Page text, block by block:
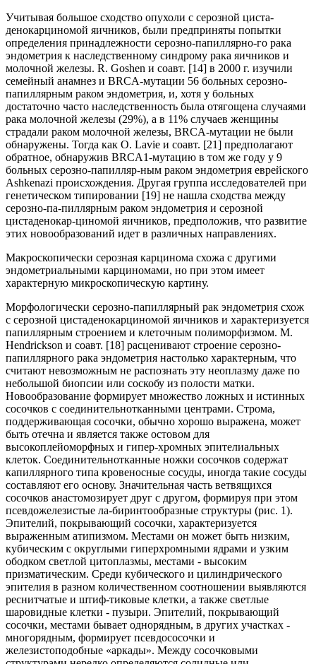
Учитывая большое сходство опухоли с серозной циста-
денокарциномой яичников, были предприняты попытки
определения принадлежности серозно-папиллярно-го рака
эндометрия к наследственному синдрому рака яичников и
молочной железы. R. Goshen и соавт. [14] в 2000 г. изучили
семейный анамнез и BRCA-мутации 56 больных серозно-
папиллярным раком эндометрия, и, хотя у больных
достаточно часто наследственность была отягощена случаями
рака молочной железы (29%), а в 11% случаев женщины
страдали раком молочной железы, BRCA-мутации не были
обнаружены. Тогда как O. Lavie и соавт. [21] предполагают
обратное, обнаружив BRCA1-мутацию в том же году у 9
больных серозно-папилляр-ным раком эндометрия еврейского
Ashkenazi происхождения. Другая группа исследователей при
генетическом типировании [19] не нашла сходства между
серозно-па-пиллярным раком эндометрия и серозной
цистаденокар-циномой яичников, предположив, что развитие
этих новообразований идет в различных направлениях.
Макроскопически серозная карцинома схожа с другими
эндометриальными карциномами, но при этом имеет
характерную микроскопическую картину.
Морфологически серозно-папиллярный рак эндометрия схож
с серозной цистаденокарциномой яичников и характеризуется
папиллярным строением и клеточным полиморфизмом. М.
Hendrickson и соавт. [18] расценивают строение серозно-
папиллярного рака эндометрия настолько характерным, что
считают невозможным не распознать эту неоплазму даже по
небольшой биопсии или соскобу из полости матки.
Новообразование формирует множество ложных и истинных
сосочков с соединительнотканными центрами. Строма,
поддерживающая сосочки, обычно хорошо выражена, может
быть отечна и является также остовом для
высокоплейоморфных и гипер-хромных эпителиальных
клеток. Соединительнотканные ножки сосочков содержат
капиллярного типа кровеносные сосуды, иногда такие сосуды
составляют его основу. Значительная часть ветвящихся
сосочков анастомозирует друг с другом, формируя при этом
псевдожелезистые ла-биринтообразные структуры (рис. 1).
Эпителий, покрывающий сосочки, характеризуется
выраженным атипизмом. Местами он может быть низким,
кубическим с округлыми гиперхромными ядрами и узким
ободком светлой цитоплазмы, местами - высоким
призматическим. Среди кубического и цилиндрического
эпителия в разном количественном соотношении выявляются
реснитчатые и штиф-тиковые клетки, а также светлые
шаровидные клетки - пузыри. Эпителий, покрывающий
сосочки, местами бывает однорядным, в других участках -
многорядным, формирует псевдососочки и
железистоподобные «аркады». Между сосочковыми